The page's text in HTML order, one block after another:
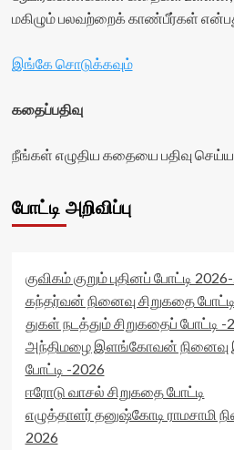
stars-
rater-
readonly-
data-
starsize='16'
data-
rater-
postid='18392'
data-
rater-
readonly='true'
data-
readonly-
மகிழும் பலவற்றைக் காண்பீர்கள்
இங்கே சொடுக்கவும்
கதைப்பதிவு
நீங்கள் எழுதிய கதையை பதிவு செய்ய
போட்டி அறிவிப்பு
குவிகம் குறும் புதினப் போட்டி
கந்தர்வன் நினைவு சிறுகதை
துகள் நடத்தும் சிறுகதைப் போட்டி -
அந்திமழை இளங்கோவன் நினைவு
போட்டி -2026
ஈரோடு வாசல் சிறுகதை போட்டி
எழுத்தாளர் தனுஷ்கோடி ராமசாமி
2026